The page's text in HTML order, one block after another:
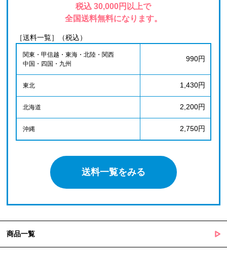
税込 30,000円以上で
全国送料無料になります。
［送料一覧］（税込）
関東・甲信越・東海・北陸・関西
中国・四国・九州
990円
東北 1,430円
北海道 2,200円
沖縄 2,750円
送料一覧をみる
商品一覧